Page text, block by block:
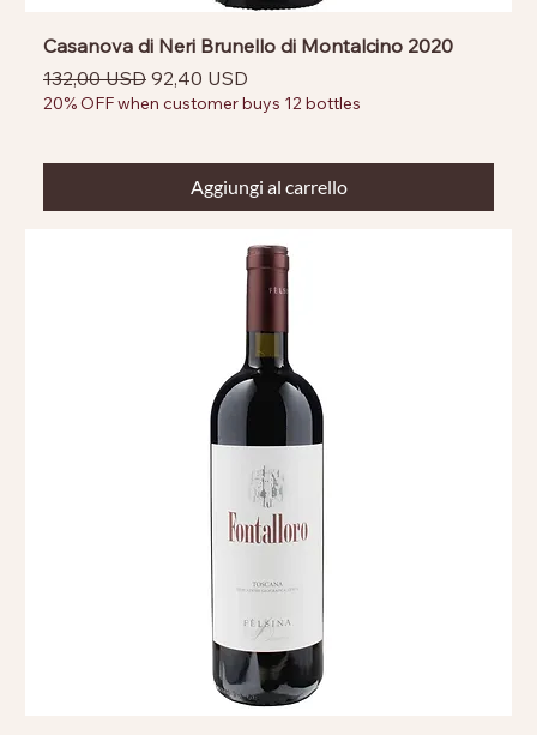
Casanova di Neri Brunello di Montalcino 2020
Prezzo regolare
132,00 USD Prezzo scontato
92,40 USD
20% OFF when customer buys 12 bottles
Aggiungi al carrello